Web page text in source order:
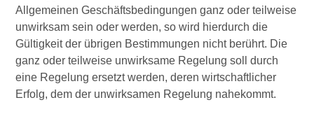
Allgemeinen Geschäftsbedingungen ganz oder teilweise
unwirksam sein oder werden, so wird hierdurch die
Gültigkeit der übrigen Bestimmungen nicht berührt. Die
ganz oder teilweise unwirksame Regelung soll durch
eine Regelung ersetzt werden, deren wirtschaftlicher
Erfolg, dem der unwirksamen Regelung nahekommt.